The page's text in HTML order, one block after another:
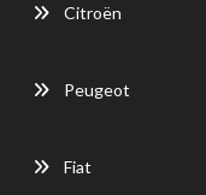
Citroën
Peugeot
Fiat